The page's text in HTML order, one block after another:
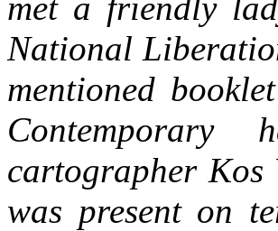
National
mentioned
Contemporary
cartographer
was present on